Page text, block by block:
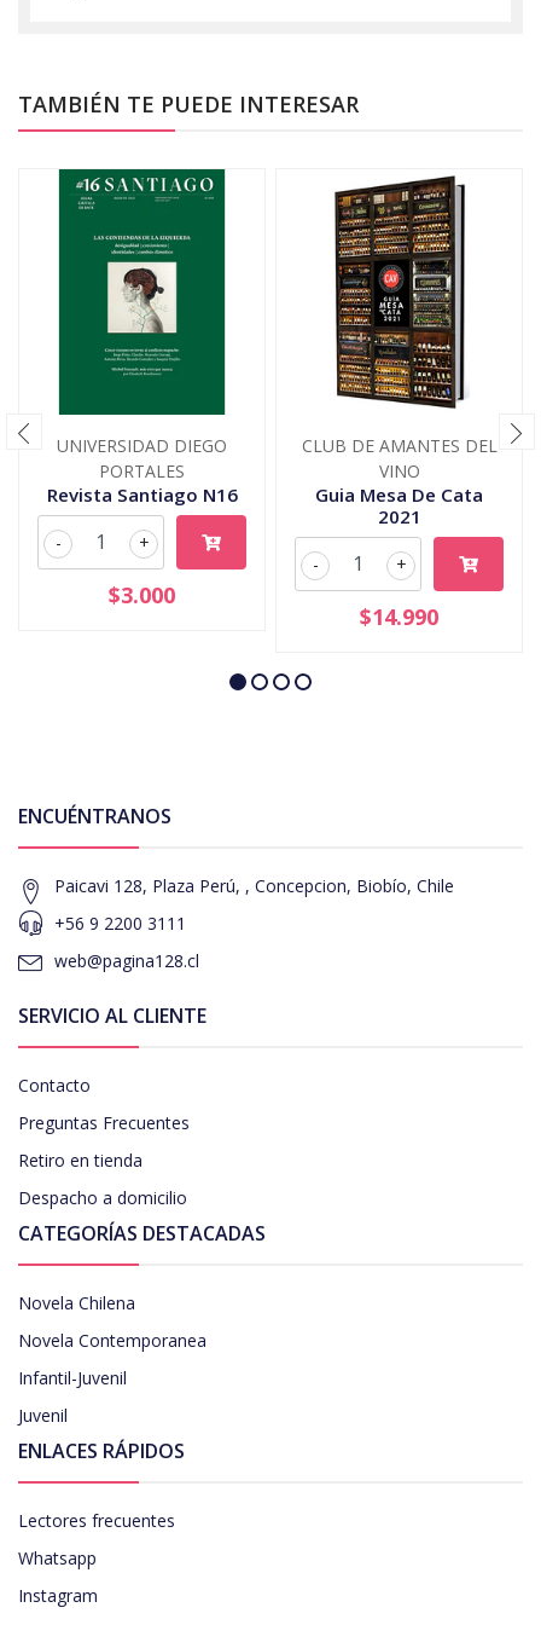
TAMBIÉN TE PUEDE INTERESAR
UNIVERSIDAD DIEGO
PORTALES
Revista Santiago N16
+
-
$3.000
CLUB DE AMANTES DEL
VINO
Guia Mesa De Cata
2021
+
-
$14.990
ENCUÉNTRANOS
Paicavi 128, Plaza Perú, , Concepcion, Biobío, Chile
+56 9 2200 3111
web@pagina128.cl
SERVICIO AL CLIENTE
Contacto
Preguntas Frecuentes
Retiro en tienda
Despacho a domicilio
CATEGORÍAS DESTACADAS
Novela Chilena
Novela Contemporanea
Infantil-Juvenil
Juvenil
ENLACES RÁPIDOS
Lectores frecuentes
Whatsapp
Instagram